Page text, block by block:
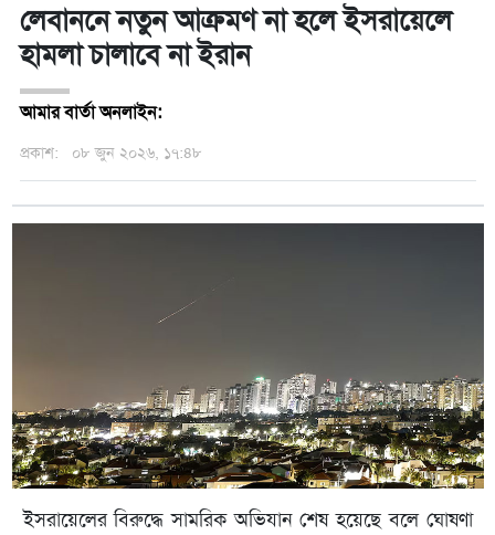
লেবাননে নতুন আক্রমণ না হলে ইসরায়েলে
হামলা চালাবে না ইরান
আমার বার্তা অনলাইন:
প্রকাশ: ০৮ জুন ২০২৬, ১৭:৪৮
ইসরায়েলের বিরুদ্ধে সামরিক অভিযান শেষ হয়েছে বলে ঘোষণা